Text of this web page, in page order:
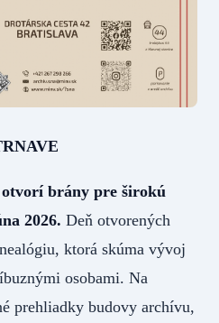
brány pre širokú
2026. Deň otvorených
ktorá skúma vývoj
osobami. Na
prehliadky budovy archívu,